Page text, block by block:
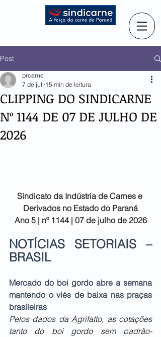
Post
CLIPPING DO SINDICARNE
Nº 1144 DE 07 DE JULHO DE
2026
prcarne
7 de jul. 15 min de leitura
Sindicato da Indústria de Carnes e
Derivados no Estado do Paraná
Ano 5 | nº 1144 | 07 de julho de 2026
NOTÍCIAS SETORIAIS –
BRASIL
Mercado do boi gordo abre a semana
mantendo o viés de baixa nas praças
brasileiras
Pelos dados da Agrifatto, as cotações
tanto do boi gordo sem padrão-